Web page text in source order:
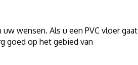
wensen. Als u een PVC vloer gaat
goed op het gebied van